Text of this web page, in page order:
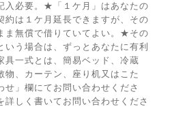
入必要。★「１ケ月」はあなたの
約は１ケ月延長できますが、その
ま無償で借りていてよい。★その
いう場合は、ずっとあなたに有利
一式とは、簡易ベッド、冷蔵
物、カーテン、座り机又はこた
」欄にてお問い合わせくださ
詳しく書いてお問い合わせくださ